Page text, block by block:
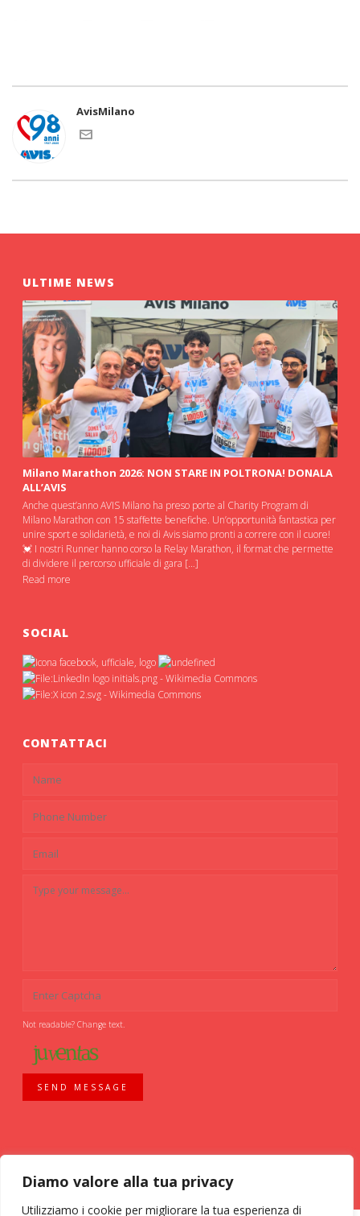
Diamo valore alla tua privacy
Utilizziamo i cookie per migliorare la tua esperienza di
AvisMilano
ULTIME NEWS
Milano Marathon 2026: NON STARE IN POLTRONA! DONALA
ALL’AVIS
Anche quest’anno AVIS Milano ha preso porte al Charity Program di
Milano Marathon con 15 staffette benefiche. Un’opportunità fantastica per
unire sport e solidarietà, e noi di Avis siamo pronti a correre con il cuore!
💓 I nostri Runner hanno corso la Relay Marathon, il format che permette
di dividere il percorso ufficiale di gara […]
Read more
SOCIAL
CONTATTACI
Not readable? Change text.
SEND MESSAGE